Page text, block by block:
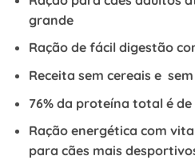
grande
Ração de fácil digestão
Receita sem cereais e
76% da proteína total é
Ração energética com
para cães mais